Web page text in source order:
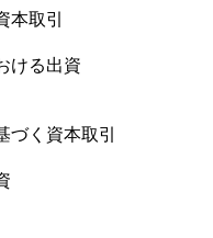
取引
る出資
く資本取引